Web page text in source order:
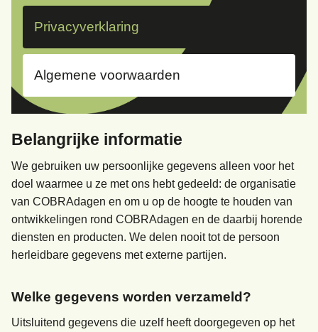
Privacyverklaring
Algemene voorwaarden
Belangrijke informatie
We gebruiken uw persoonlijke gegevens alleen voor het
doel waarmee u ze met ons hebt gedeeld: de organisatie
van COBRAdagen en om u op de hoogte te houden van
ontwikkelingen rond COBRAdagen en de daarbij horende
diensten en producten. We delen nooit tot de persoon
herleidbare gegevens met externe partijen.
Welke gegevens worden verzameld?
Uitsluitend gegevens die uzelf heeft doorgegeven op het